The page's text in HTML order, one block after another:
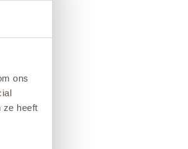
ons
ze heeft